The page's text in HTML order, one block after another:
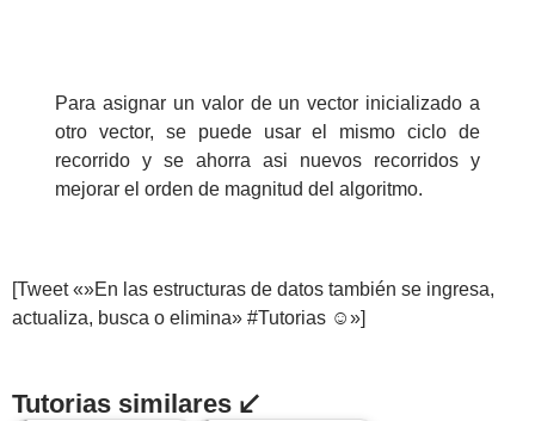
Para asignar un valor de un vector inicializado a
otro vector, se puede usar el mismo ciclo de
recorrido y se ahorra asi nuevos recorridos y
mejorar el orden de magnitud del algoritmo.
[Tweet «»En las estructuras de datos también se ingresa,
actualiza, busca o elimina» #Tutorias ☺»]
Tutorias similares ↙